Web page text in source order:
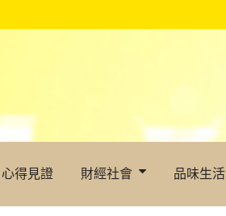
心得見證 財經社會 品味生活